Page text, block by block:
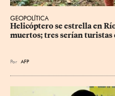
GEOPOLÍTICA
Helicóptero se estrella en
muertos; tres serían turistas
Por AFP